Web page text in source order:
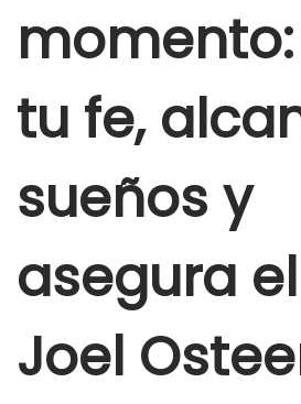
b
e
5
,
2
5
tu fe,
sueños y
asegura
Joel